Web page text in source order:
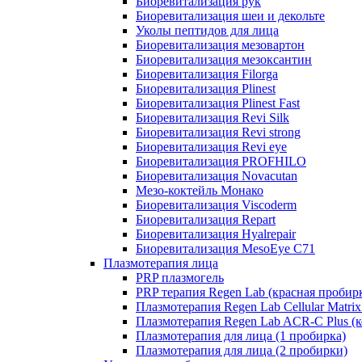
Биоревитализация шеи и декольте
Уколы пептидов для лица
Биоревитализация мезовартон
Биоревитализация мезоксантин
Биоревитализация Filorga
Биоревитализация Plinest
Биоревитализация Plinest Fast
Биоревитализация Revi Silk
Биоревитализация Revi strong
Биоревитализация Revi eye
Биоревитализация PROFHILO
Биоревитализация Novacutan
Мезо-коктейль Монако
Биоревитализация Viscoderm
Биоревитализация Repart
Биоревитализация Hyalrepair
Биоревитализация MesoEye C71
Плазмотерапия лица
PRP плазмогель
PRP терапия Regen Lab (красная
Плазмотерапия Regen Lab Cellular
Плазмотерапия Regen Lab ACR-C Plus
Плазмотерапия для лица (1 пробирка)
Плазмотерапия для лица (2 пробирки)